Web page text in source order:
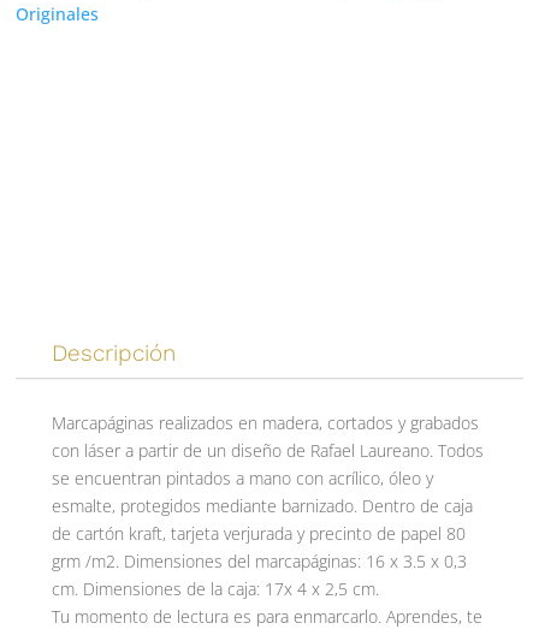
Originales
Descripción
Marcapáginas realizados en madera, cortados y grabados
con láser a partir de un diseño de Rafael Laureano. Todos
se encuentran pintados a mano con acrílico, óleo y
esmalte, protegidos mediante barnizado. Dentro de caja
de cartón kraft, tarjeta verjurada y precinto de papel 80
grm /m2. Dimensiones del marcapáginas: 16 x 3.5 x 0,3
cm. Dimensiones de la caja: 17x 4 x 2,5 cm.
Tu momento de lectura es para enmarcarlo. Aprendes, te